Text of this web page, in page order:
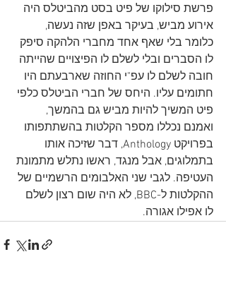
פרשת סילוקו של פיט בסט מהביטלס היה
אירוע מביש, בעיקר באפן שזה נעשה,
כלומר בלי שאף אחד מחברי הלהקה סיפק
לו הסברים ובלי לשלם לו הפיצויים שהייתה
חובה לשלם לו עפ"י החוזה שארבעתם היו
חתומים עליו. היחס של חברי הביטלס כלפי
פיט המשיך להיות מביש גם בהמשך,
ואמנם נכללו מספר הקלטות בהשתתפותו
בפרויקט Anthology, דבר שזיכה אותו
בתמלוגים, אבל מנגד, ראשו נתלש מתמונת
העטיפה. לגבי שני האלבומים הרשמיים של
ההקלטות ל-BBC, לא היה שום רצון לשלם
לו אפילו אגורה.